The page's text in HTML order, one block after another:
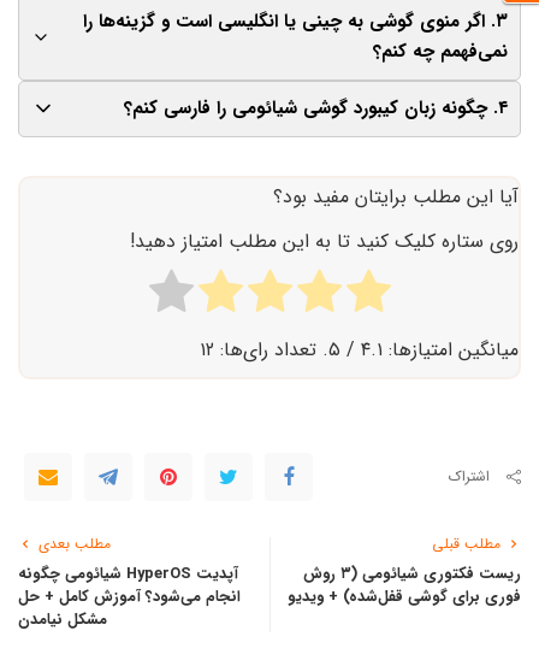
در هر دو نسخه مسیر تقریباً مشابه است. در MIUI وارد
Settings → Additional settings → Languages شوید.
در HyperOS ممکن است گزینه Language & Region نام
۳. اگر منوی گوشی به چینی یا انگلیسی است و گزینه‌ها را
نمی‌فهمم چه کنم؟
با دنبال کردن آیکون چرخ‌دنده وارد تنظیمات شوید، آیکون
می‌توانید از روی آن مسیر را تشخیص دهید.
۴. چگونه زبان کیبورد گوشی شیائومی را فارسی کنم؟
Add Keyboard را باز کرده و Persian را فعال کنید. از حالا
می‌توانید بین فارسی و انگلیسی جابه‌جا شوید.
آیا این مطلب برایتان مفید بود؟
روی ستاره کلیک کنید تا به این مطلب امتیاز دهید!
میانگین امتیازها: ۴.۱ / ۵. تعداد رای‌ها: ۱۲
اشتراک
مطلب قبلی
ریست فکتوری شیائومی (۳ روش
فوری برای گوشی قفل‌شده) + ویدیو
مطلب بعدی
آپدیت HyperOS شیائومی چگونه
انجام می‌شود؟ آموزش کامل + حل
مشکل نیامدن